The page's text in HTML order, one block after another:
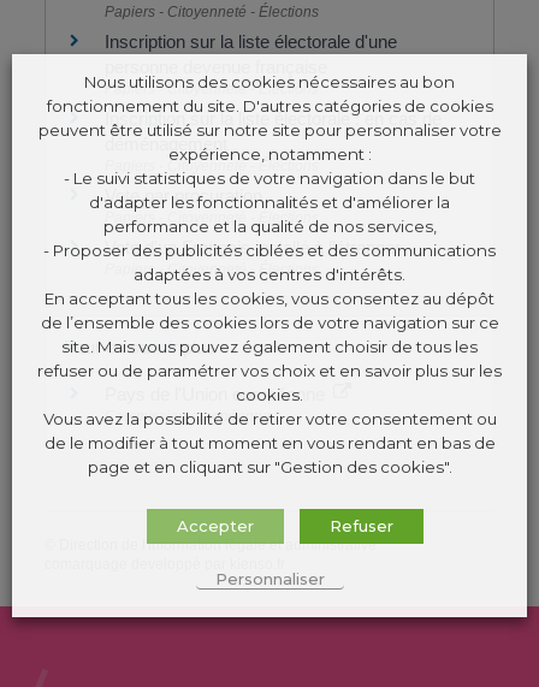
Papiers - Citoyenneté - Élections
Inscription sur la liste électorale d'une
Papiers - Citoyenneté - Élections
Inscription sur la liste électorale : en cas de
déménagement
Papiers - Citoyenneté - Élections
Vote par procuration
Papiers - Citoyenneté - Élections
Vote d'un Français installé à l'étranger
Papiers - Citoyenneté - Élections
Pour en savoir plus
Pays de l'Union européenne
Commission européenne
Direction de l'information légale et administrative
Nous utilisons des cookies nécessaires au bon
fonctionnement du site. D'autres catégories de cookies
peuvent être utilisé sur notre site pour personnaliser votre
expérience, notamment :
- Le suivi statistiques de votre navigation dans le but
d'adapter les fonctionnalités et d'améliorer la
performance et la qualité de nos services,
- Proposer des publicités ciblées et des communications
adaptées à vos centres d'intérêts.
En acceptant tous les cookies, vous consentez au dépôt
de l’ensemble des cookies lors de votre navigation sur ce
site. Mais vous pouvez également choisir de tous les
refuser ou de paramétrer vos choix et en savoir plus sur les
cookies.
Vous avez la possibilité de retirer votre consentement ou
de le modifier à tout moment en vous rendant en bas de
page et en cliquant sur "Gestion des cookies".
Accepter Refuser
Personnaliser